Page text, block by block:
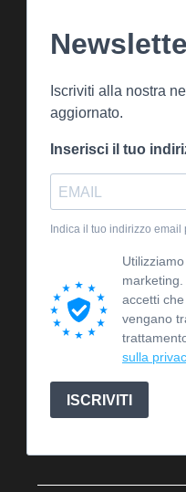
Iscriviti alla nostra
aggiornato.
Inserisci il tuo
Indica il tuo indirizzo
accetti
vengano
sulla
ISCRIVITI